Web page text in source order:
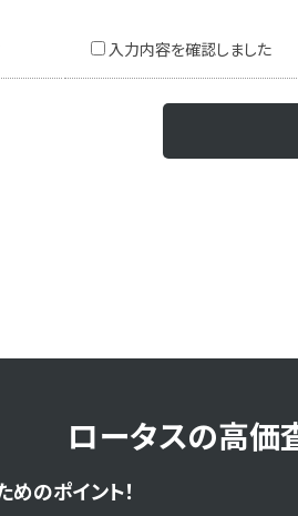
入力内容を確認しました
ロータスの高価
のポイント！